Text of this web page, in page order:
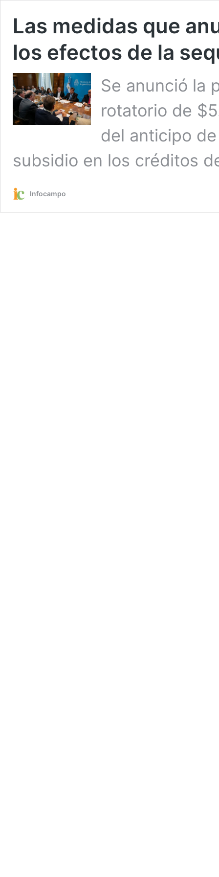
Las medidas que
los efectos de la
Se anunció la
rotatorio de
del anticipo
subsidio en los créditos
Infocampo